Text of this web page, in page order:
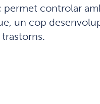
controlar
un cop